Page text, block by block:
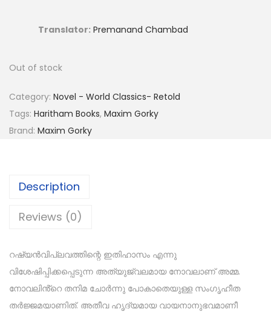
Translator: Premanand Chambad
Out of stock
Category: Novel - World Classics- Retold
Tags: Haritham Books, Maxim Gorky
Brand: Maxim Gorky
Description
Reviews (0)
റഷ്യൻവിപ്ലവത്തിന്റെ ഇതിഹാസം എന്നു
വിശേഷിപ്പിക്കപ്പെടുന്ന അത്യുജ്വലമായ നോവലാണ് അമ്മ.
നോവലിൻ്റെ തനിമ ചോർന്നു പോകാതെയുള്ള സംഗൃഹീത
തർജ്ജമയാണിത്. അതീവ ഹൃദ്യമായ വായനാനുഭവമാണീ